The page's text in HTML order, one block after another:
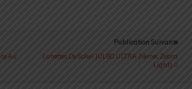
Au
Publication Suivante
Lunettes De Soleil JULBO ULTRA (verres Zebra
Light)